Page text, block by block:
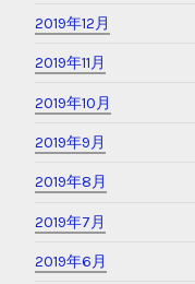
2019年12月
2019年11月
2019年10月
2019年9月
2019年8月
2019年7月
2019年6月